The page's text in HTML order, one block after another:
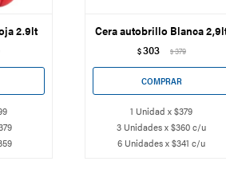
2.9lt Cera autobrillo Blanca
$303 $379
1 Unidad x $379
3 Unidades x $360 c/u
6 Unidades x $341 c/u